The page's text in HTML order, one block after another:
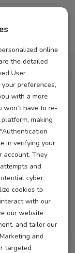
online
the detailed
User
preferences,
with a more
won't have to re-
making
in verifying your
account. They
and
cyber
cookies to
with our
our website
and tailor our
and
targeted